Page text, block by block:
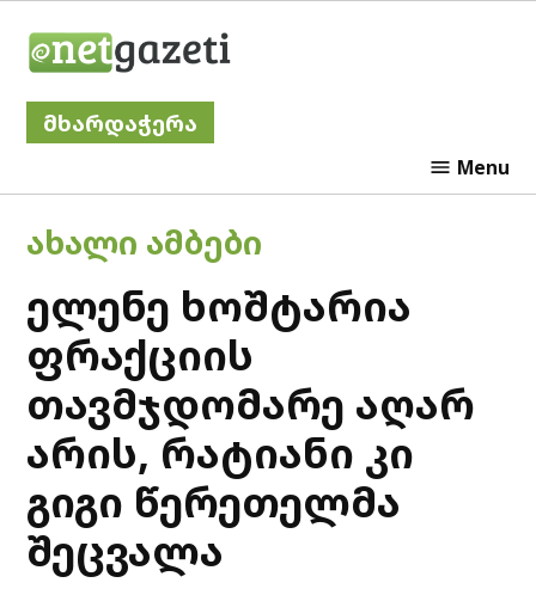
მხარდაჭერა
Menu
POSTED
ᲐᲮᲐᲚᲘ ᲐᲛᲑᲔᲑᲘ
ელენე ხოშტარია
ფრაქციის
თავმჯდომარე აღარ
არის, რატიანი კი
გიგი წერეთელმა
შეცვალა